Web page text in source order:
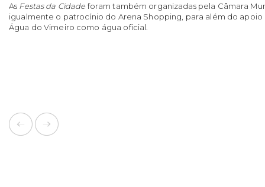
As Festas da Cidade foram também organizadas pela Câmara
igualmente o patrocínio do Arena Shopping, para além do
Água do Vimeiro como água oficial.